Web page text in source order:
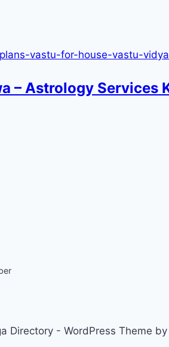
– Astrology Services
Directory - WordPress Theme by